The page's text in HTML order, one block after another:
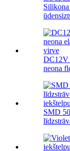
DC12V
neona
SMD